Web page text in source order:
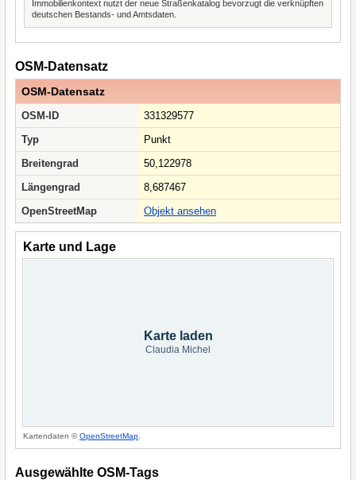
Immobilienkontext nutzt der neue Straßenkatalog bevorzugt die verknüpften
deutschen Bestands- und Amtsdaten.
OSM-Datensatz
OSM-Datensatz
OSM-ID
331329577
Typ
Punkt
Breitengrad
50,122978
Längengrad
8,687467
OpenStreetMap
Objekt ansehen
Karte und Lage
Karte laden
Claudia Michel
Kartendaten ©OpenStreetMap
Ausgewählte OSM-Tags